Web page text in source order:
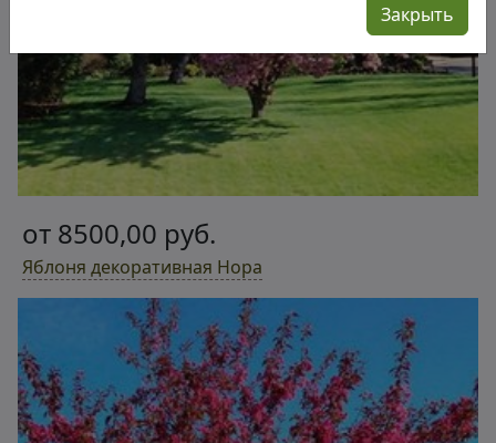
от 8500,00 руб.
Яблоня декоративная Hopa
Закрыть